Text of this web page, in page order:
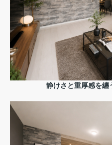
静けさと重厚感を纏